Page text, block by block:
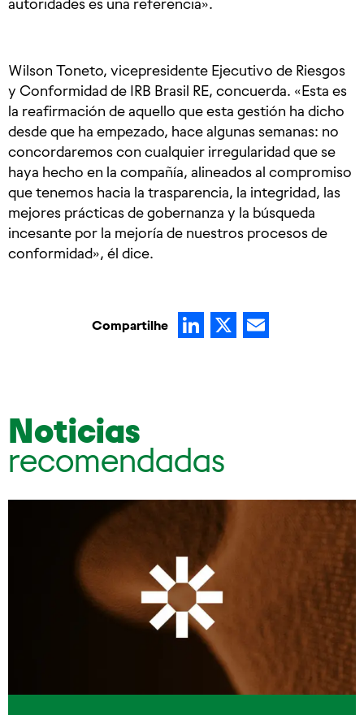
autoridades es una referencia».
Wilson Toneto, vicepresidente Ejecutivo de Riesgos
y Conformidad de IRB Brasil RE, concuerda. «Esta es
la reafirmación de aquello que esta gestión ha dicho
desde que ha empezado, hace algunas semanas: no
concordaremos con cualquier irregularidad que se
haya hecho en la compañía, alineados al compromiso
que tenemos hacia la trasparencia, la integridad, las
mejores prácticas de gobernanza y la búsqueda
incesante por la mejoría de nuestros procesos de
conformidad», él dice.
Compartilhe LinkedIn
X
Noticias
recomendadas